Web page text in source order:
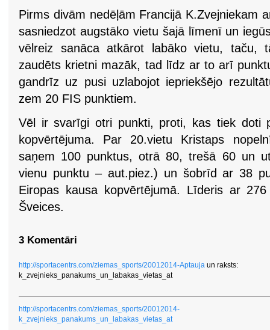
Pirms divām nedēļām Francijā K.Zvejniekam
sasniedzot augstāko vietu šajā līmenī un
vēlreiz sanāca atkārot labāko vietu, taču,
zaudēts krietni mazāk, tad līdz ar to arī
gandrīz uz pusi uzlabojot iepriekšējo
zem 20 FIS punktiem.
Vēl ir svarīgi otri punkti, proti, kas tiek doti
kopvērtējuma. Par 20.vietu Kristaps
saņem 100 punktus, otrā 80, trešā 60 un
vienu punktu – aut.piez.) un šobrīd ar 38
Eiropas kausa kopvērtējumā. Līderis ar
Šveices.
3 Komentāri
http://sportacentrs.com/ziemas_sports/20012014-Aptauja un raksts:
k_zvejnieks_panakums_un_labakas_vietas_at
http://sportacentrs.com/ziemas_sports/20012014-
k_zvejnieks_panakums_un_labakas_vietas_at